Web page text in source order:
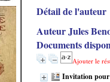
Détail de l'auteur
Auteur Jules
Documents
Ajouter le
Invitation pour